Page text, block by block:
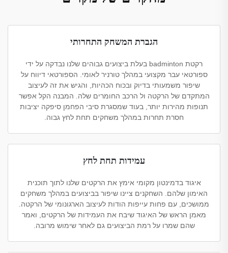
הגברת המשחק התחרותי
רקטת badminton בעלת ביצועים גבוהים שלנו נבדקה על ידי
ספורטאי עבר מקצועי במהלך טורניר לאומי. הספורטאי דיווח על
שיפור משמעותי בדיוק ובכוח הכהיות, והגיש את זה לעיצוב
המתקדם של הרקטה ול הרכב החומרים שלה. המבנה הקל אפשר
תנופות מהירות יותר, בעוד שמסגרת סיבי הפחמן סיפקה יציבות
חסרת תחרות במהלך משחקים תחת לחץ גבוה.
עמידות תחת לחץ
איגוד בדמינטון מקומי אימץ את הרקטים שלנו לתוך תוכנית
האימון שלהם. השחקנים ציינו שיפור בביצועים במהלך משחקים
ממושכים, עם פחות עייפות הודות לעיצוב הארגונומי של הרקטה.
מאמן הראש של האיגוד שיבח את העמידות של הרקטים, ואמר
שהם שמרו על רמת הביצועים גם לאחר שימוש מרובה.